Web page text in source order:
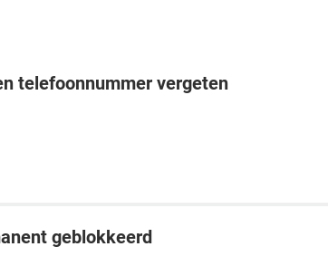
telefoonnummer vergeten
geblokkeerd